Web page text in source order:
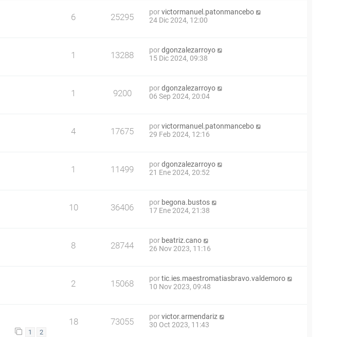
6 25295 porvictormanuel.patonmancebo
24 Dic 2024, 12:00
1 13288 pordgonzalezarroyo
15 Dic 2024, 09:38
1 9200 pordgonzalezarroyo
06 Sep 2024, 20:04
4 17675 porvictormanuel.patonmancebo
29 Feb 2024, 12:16
1 11499 pordgonzalezarroyo
21 Ene 2024, 20:52
10 36406 por begona.bustos
17 Ene 2024, 21:38
8 28744 por beatriz.cano
26 Nov 2023, 11:16
2 15068 portic.ies.maestromatiasbravo.valdemoro
10 Nov 2023, 09:48
1 2
18 73055 porvictor.armendariz
30 Oct 2023, 11:43